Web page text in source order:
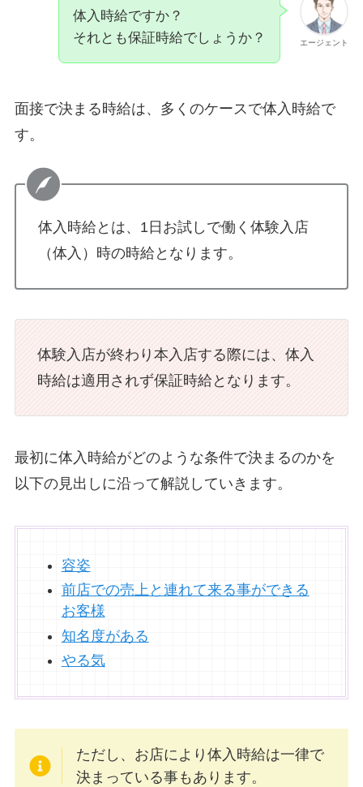
エージェント
体入時給ですか？
それとも保証時給でしょうか？
面接で決まる時給は、多くのケースで体入時給で
す。
体入時給とは、1日お試しで働く体験入店
（体入）時の時給となります。
体験入店が終わり本入店する際には、体入
時給は適用されず保証時給となります。
最初に体入時給がどのような条件で決まるのかを
以下の見出しに沿って解説していきます。
容姿
前店での売上と連れて来る事ができる
お客様
知名度がある
やる気
ただし、お店により体入時給は一律で
決まっている事もあります。